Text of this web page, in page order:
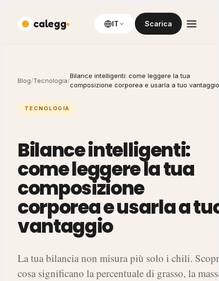
calegg IT Scarica
Blog/Tecnologia/
Bilance intelligenti: come leggere la tua
composizione corporea e usarla a tuo vantaggio
TECNOLOGIA
Bilance intelligenti:
come leggere la tua
composizione
corporea e usarla a
vantaggio
La tua bilancia non misura più solo i chili.
cosa significano la percentuale di grasso, la